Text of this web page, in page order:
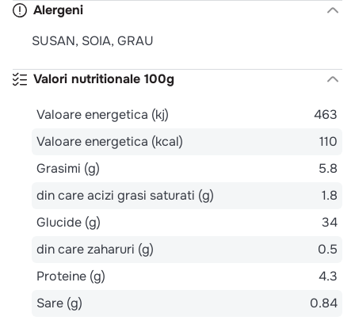
Alergeni
SUSAN, SOIA, GRAU
Valori nutritionale 100g
Valoare energetica (kj)
463
Valoare energetica (kcal)
110
Grasimi (g)
5.8
din care acizi grasi saturati (g)
1.8
Glucide (g)
34
din care zaharuri (g)
0.5
Proteine (g)
4.3
Sare (g)
0.84